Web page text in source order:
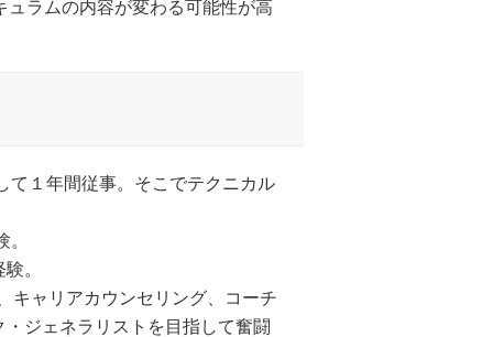
ラムの内容が変わる可能性が高
て１年間従事。そこでテクニカル
。
キャリアカウンセリング、コーチ
ジェネラリストを目指して奮闘